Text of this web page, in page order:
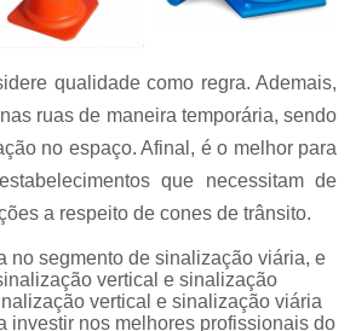
Lombada de Rua
Lombada
Lombada para Estacionamento
Lombada Trânsito
Pintura de
de Sinalização Tipo Viária
Placa de Sinalização
Pintura
Pintura Sinalização de Trânsito
Pintura Sinalização Tipo
de Sinalização de Segurança
qualidade como regra. Ademais,
ruas de maneira temporária, sendo
no espaço. Afinal, é o melhor para
que necessitam de
a respeito de cones de trânsito.
no segmento de sinalização viária, e
vertical e sinalização
vertical e sinalização viária
investir nos melhores profissionais do